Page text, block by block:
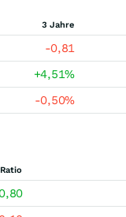
3 Jahre
-0,81
+4,51%
-0,50%